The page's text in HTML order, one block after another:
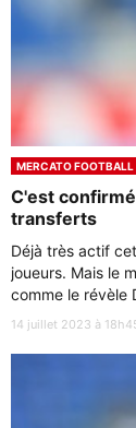
MERCATO FOOTBALL
C'est
transferts
Déjà très actif
joueurs. Mais le
comme le révèle
14 juillet 2023 à